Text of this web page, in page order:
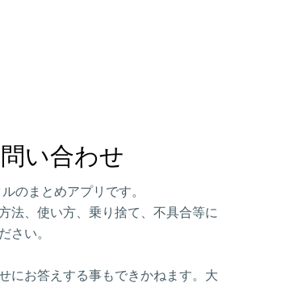
い合わせ
のまとめアプリです。
法、使い方、乗り捨て、不具合等に
さい。
にお答えする事もできかねます。大